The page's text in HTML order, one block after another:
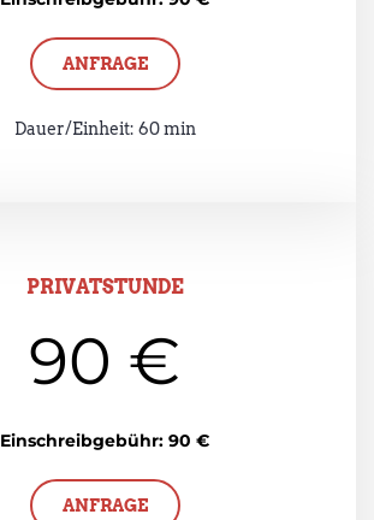
ANFRAGE
Dauer/Einheit: 60 min
PRIVATSTUNDE
90 €
Einschreibgebühr: 90 €
ANFRAGE